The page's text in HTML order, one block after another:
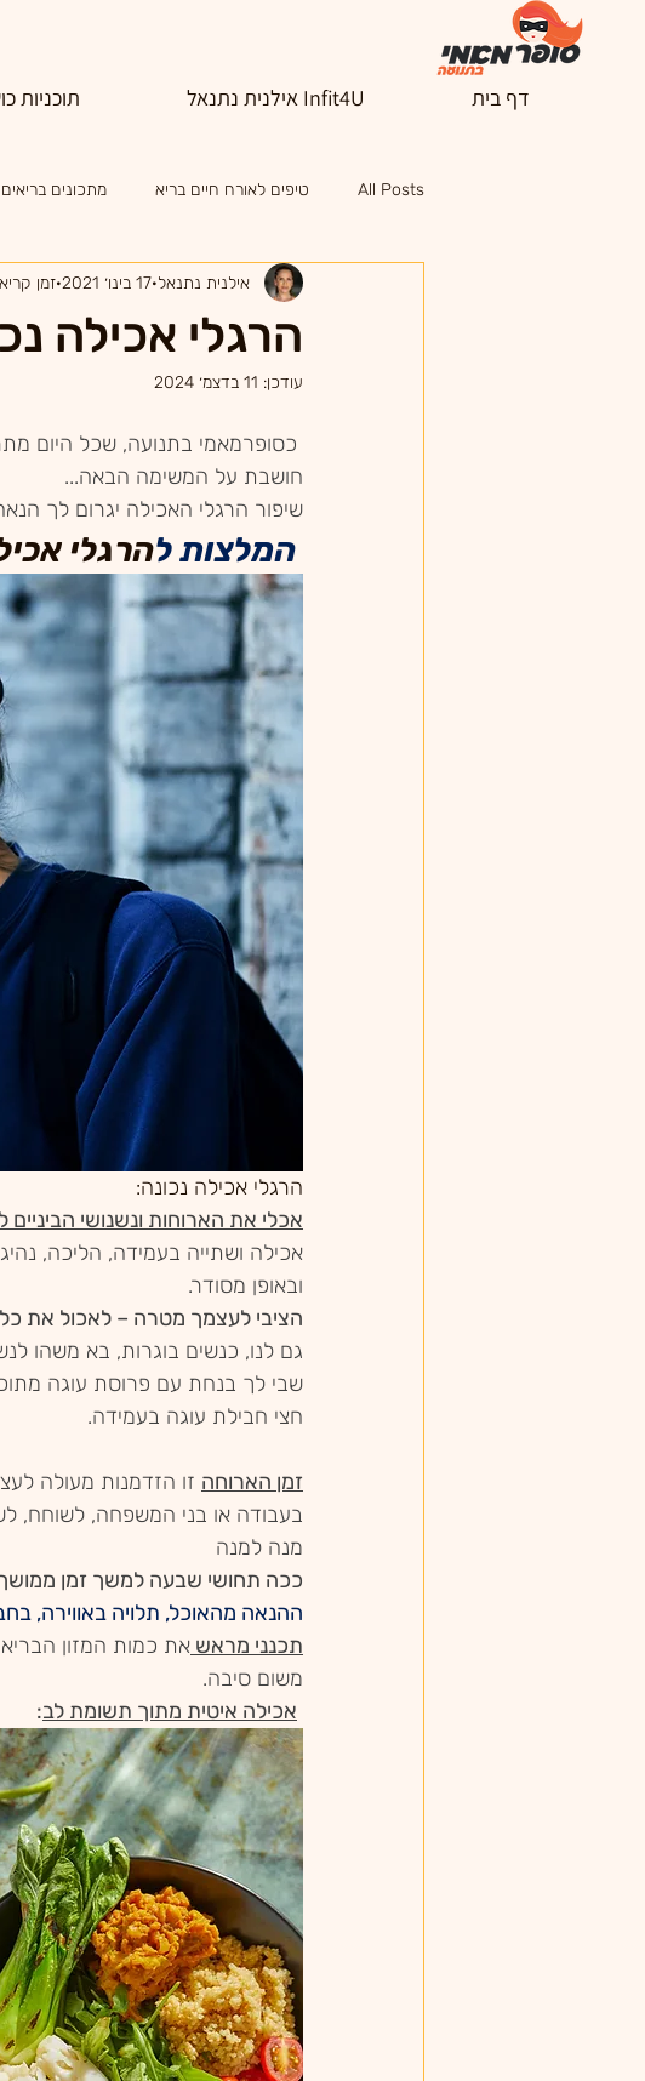
דף בית Infit4U אילנית נתנאל תוכניות
All Posts טיפים לאורח חיים בריא מתכונים בריאים
הרגלי אכילה
אילנית נתנאל 17 בינו׳ 2021 זמן קריאה 2
עודכן: 11 בדצמ׳ 2024
כסופרמאמי בתנועה, שכל היום
חושבת על המשימה הבאה...
שיפור הרגלי האכילה יגרום לך
הרגלי
הרגלי אכילה נכונה:
אכלי את הארוחות ונשנושי הביניים
אכילה ושתייה בעמידה, הליכה,
ובאופן מסודר.
הציבי לעצמך מטרה – לאכול את
גם לנו, כנשים בוגרות, בא משהו
שבי לך בנחת עם פרוסת עוגה
חצי חבילת עוגה בעמידה.
זמן הארוחה זו הזדמנות מעולה
בעבודה או בני המשפחה, לשוחח,
מנה למנה
ככה תחושי שבעה למשך זמן ממושך
ההנאה מהאוכל, תלויה באווירה,
תכנני מראש את כמות המזון
משום סיבה.
אכילה איטית מתוך תשומת לב: